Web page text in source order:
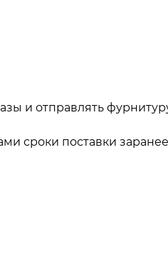
и отправлять
сроки поставки